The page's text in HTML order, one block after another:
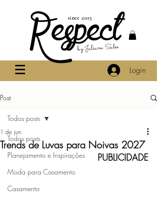
Login
since 2015
by Juliana Sales
Post
Todos posts
Planejamento e Inspirações
Moda para Casamento
Casamento
Todos posts
Trends de Luvas para Noivas 2027
1 de jun.
PUBLICIDADE